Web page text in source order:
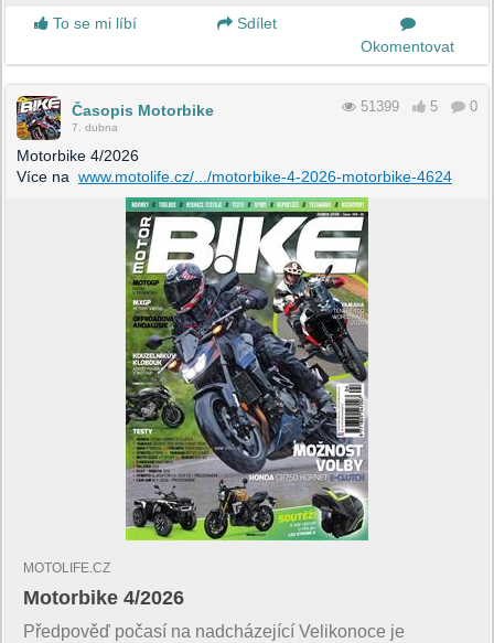
To se mi líbí
Sdílet
Okomentovat
Časopis Motorbike
7. dubna
51399 5 0
Motorbike 4/2026
Více na www.motolife.cz/.../motorbike-4-2026-motorbike-4624
MOTOLIFE.CZ
Motorbike 4/2026
Předpověď počasí na nadcházející Velikonoce je